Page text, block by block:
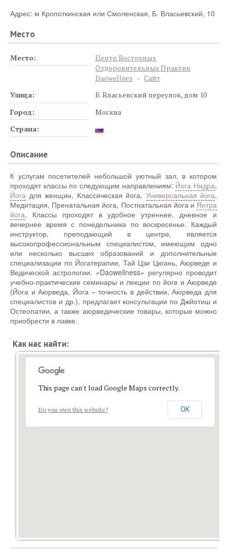
Адрес: м Кропоткинская или Смоленская, Б. Власьевский, 10
Место
Место:
Центр Восточных
Оздоровительных Практик
Daowellnes - Сайт
Улица:
Б. Власьевский переулок, дом 10
Город:
Москва
Страна:
Описание
К услугам посетителей небольшой уютный зал, в котором
проходят классы по следующим направлениям: Йога Нидра,
Йога для женщин, Классическая йога, Универсальная йога,
Медитация, Пренатальная йога, Постнатальная йога и Янтра
йога. Классы проходят в удобное утреннее, дневное и
вечернее время с понедельника по воскресенье. Каждый
инструктор, преподающий в центре, является
высокопрофессиональным специалистом, имеющим одно
или несколько высших образований и дополнительные
специализации по Йогатерапии, Тай Цзи Цюань, Аюрведе и
Ведической астрологии. «Daowellness» регулярно проводит
учебно-практические семинары и лекции по йоге и Аюрведе
(Йога и Аюрведа, Йога – точность в действии, Аюрведа для
специалистов и др.), предлагает консультации по Джйотиш и
Остеопатии, а также аюрведические товары, которые можно
приобрести в лавке.
Как нас найти:
This page can't load Google Maps correctly.
Do you own this website? OK